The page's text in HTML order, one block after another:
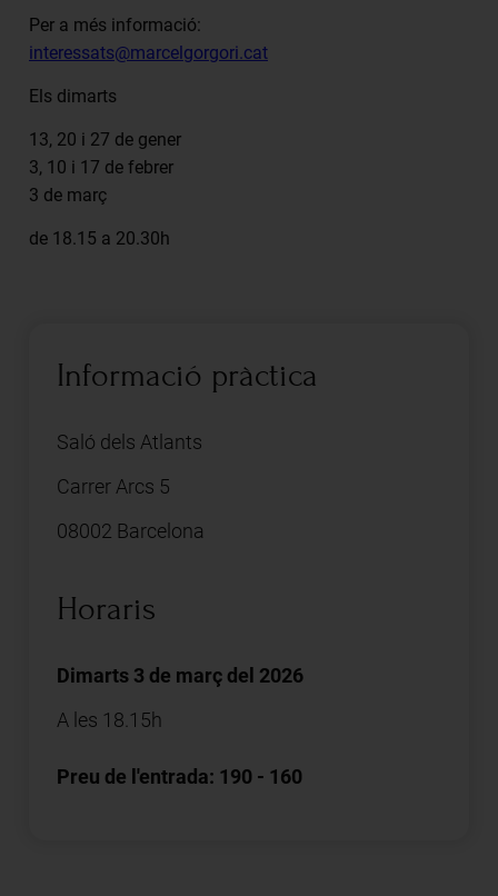
Per a més informació:
interessats@marcelgorgori.cat
Els dimarts
13, 20 i 27 de gener
3, 10 i 17 de febrer
3 de març
de 18.15 a 20.30h
Informació pràctica
Saló dels Atlants
Carrer Arcs 5
08002 Barcelona
Horaris
Dimarts 3 de març del 2026
A les 18.15h
Preu de l'entrada: 190 - 160